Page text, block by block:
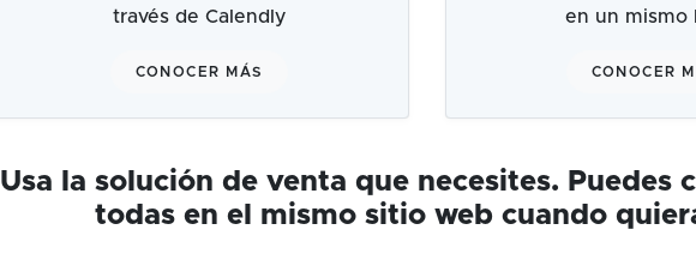
través de Calendly
CONOCER MÁS
en un mismo
CONOCER
Usa la solución de venta que necesites. Puedes
todas en el mismo sitio web cuando